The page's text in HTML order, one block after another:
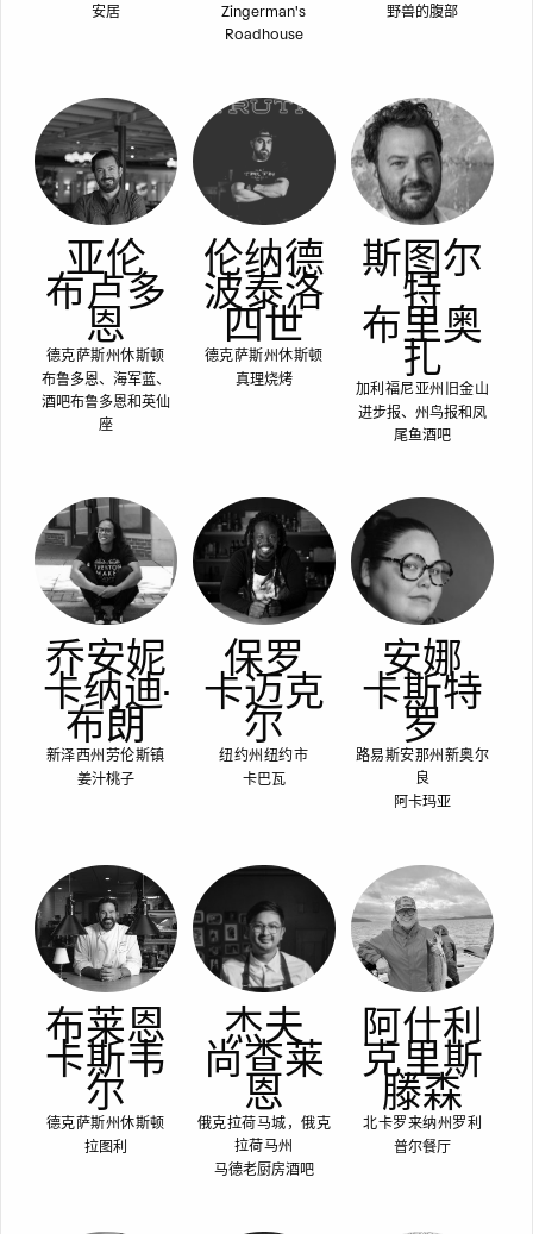
安居
Zingerman's
Roadhouse
野兽的腹部
亚伦
布卢多
恩
德克萨斯州休斯顿
布鲁多恩、海军蓝、
酒吧布鲁多恩和英仙
座
伦纳德
波泰洛
四世
德克萨斯州休斯顿
真理烧烤
斯图尔
特
布里奥
扎
加利福尼亚州旧金山
进步报、州鸟报和凤
尾鱼酒吧
乔安妮
卡纳迪-
布朗
新泽西州劳伦斯镇
姜汁桃子
保罗
卡迈克
尔
纽约州纽约市
卡巴瓦
安娜
卡斯特
罗
路易斯安那州新奥尔
良
阿卡玛亚
布莱恩
卡斯韦
尔
德克萨斯州休斯顿
拉图利
杰夫
尚查莱
恩
俄克拉荷马城，俄克
拉荷马州
马德老厨房酒吧
阿什利
克里斯
滕森
北卡罗来纳州罗利
普尔餐厅